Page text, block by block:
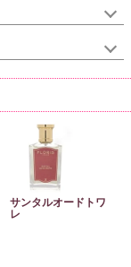
サンタルオードトワ
レ